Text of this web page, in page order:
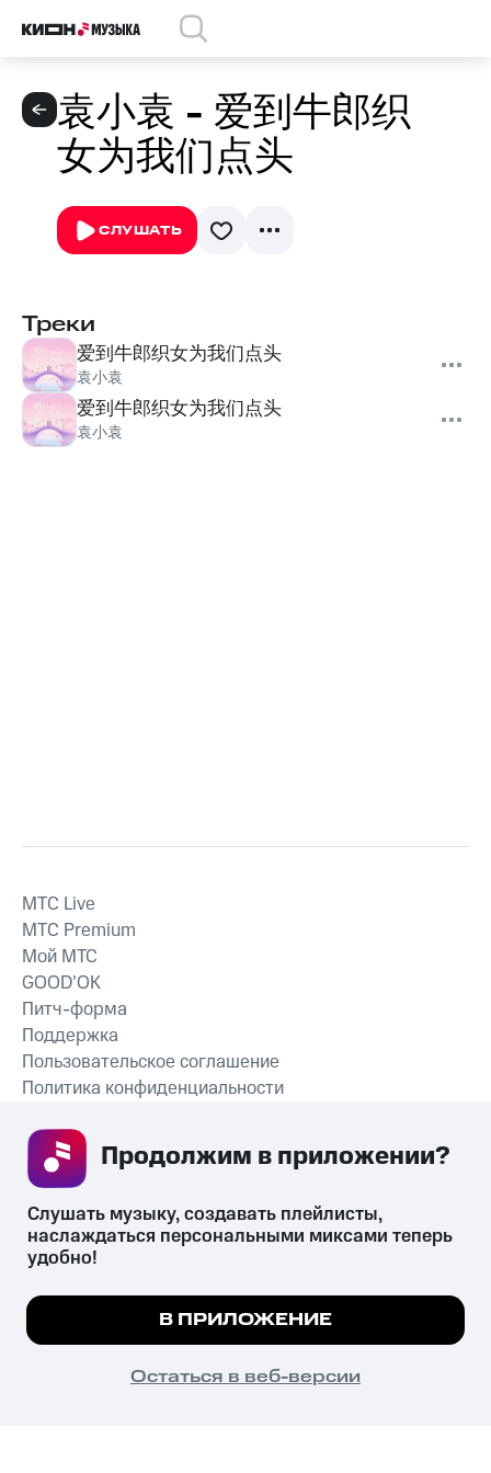
袁小袁 - 爱到牛郎织
女为我们点头
СЛУШАТЬ
Треки
爱到牛郎织女为我们点头
袁小袁
爱到牛郎织女为我们点头
袁小袁
СКАЧАТЬ ПРИЛОЖЕНИЕ
MTС Live
MTС Premium
Мой МТС
GOOD’OK
Питч-форма
Поддержка
Пользовательское соглашение
Политика конфиденциальности
психотропных веществ, их аналогов причиняет вред здоровью,
их незаконный оборот запрещён и влечёт установленную
законодательством ответственность.
© 2026 ООО «КИОН».
Все права защищены
Мы используем куки, чтобы на сайте все
Подробнее
ПОНЯТНО
Слушать музыку, создавать плейлисты,
наслаждаться персональными миксами теперь
удобно!
В ПРИЛОЖЕНИЕ
Остаться в веб-версии